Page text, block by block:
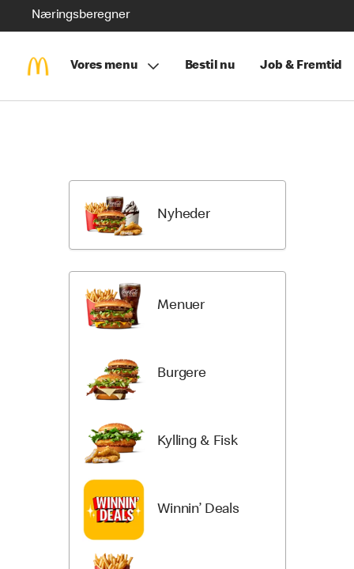
Næringsberegner
Vores menu Bestil nu Job & Fremtid
Nyheder
Menuer
Burgere
Kylling & Fisk
Winnin’ Deals